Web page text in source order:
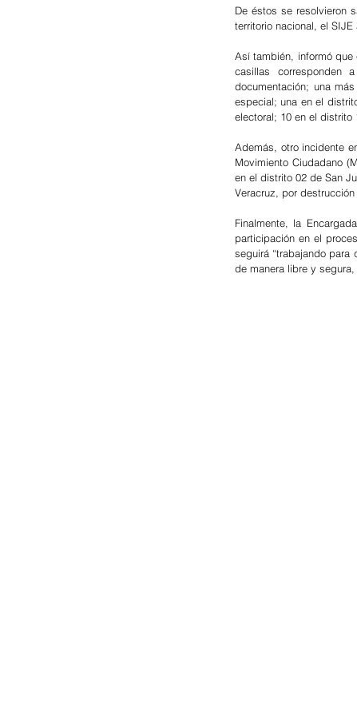
De éstos se resolvieron
territorio nacional, el
Así también, informó
casillas
documentación; una
especial; una en el
electoral; 10 en el distrito
Además, otro incidente
Movimiento Ciudadano
en el distrito 02 de San
Veracruz, por
Finalmente, la
participación en el
seguirá “trabajando
de manera libre y